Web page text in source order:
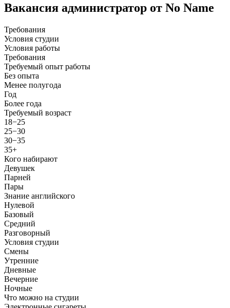
Вакансия администратор от No Name
Требования
Условия студии
Условия работы
Требования
Требуемый опыт работы
Без опыта
Менее полугода
Год
Более года
Требуемый возраст
18−25
25−30
30−35
35+
Кого набирают
Девушек
Парней
Пары
Знание английского
Нулевой
Базовый
Средний
Разговорный
Условия студии
Смены
Утренние
Дневные
Вечерние
Ночные
Что можно на студии